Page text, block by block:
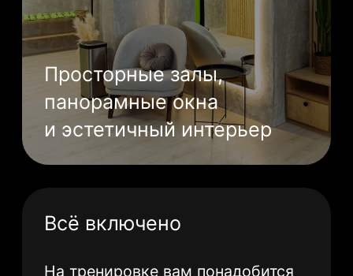
Политика обработки ПД
Публичная оферта
Правила студии